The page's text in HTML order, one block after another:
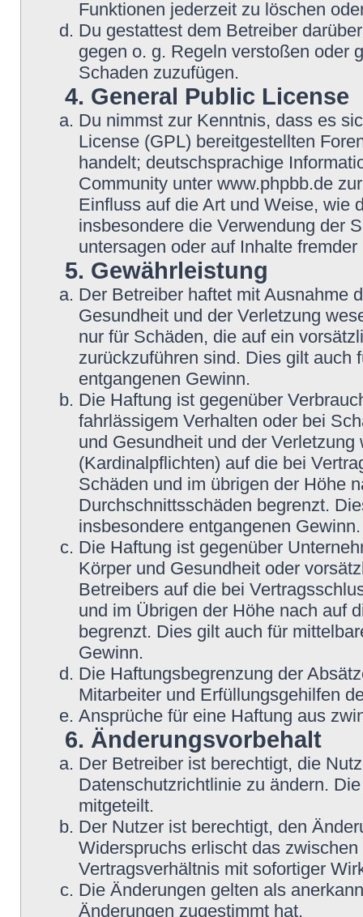
Funktionen jederzeit zu löschen
Du gestattest dem Betreiber
gegen o. g. Regeln verstoßen oder
Schaden zuzufügen.
4. General Public License
Du nimmst zur Kenntnis, dass es
License (GPL) bereitgestellten
handelt; deutschsprachige
Community unter www.phpbb.de
Einfluss auf die Art und Weise, wie
insbesondere die Verwendung der
untersagen oder auf Inhalte
5. Gewährleistung
Der Betreiber haftet mit Ausnahme
Gesundheit und der Verletzung
nur für Schäden, die auf ein
zurückzuführen sind. Dies gilt auch
entgangenen Gewinn.
Die Haftung ist gegenüber
fahrlässigem Verhalten oder bei
und Gesundheit und der
(Kardinalpflichten) auf die bei
Schäden und im übrigen der Höhe
Durchschnittsschäden begrenzt.
insbesondere entgangenen Gewinn.
Die Haftung ist gegenüber
Körper und Gesundheit oder
Betreibers auf die bei
und im Übrigen der Höhe nach auf
begrenzt. Dies gilt auch für
Gewinn.
Die Haftungsbegrenzung der
Mitarbeiter und Erfüllungsgehilfen
Ansprüche für eine Haftung aus
6. Änderungsvorbehalt
Der Betreiber ist berechtigt, die
Datenschutzrichtlinie zu ändern.
mitgeteilt.
Der Nutzer ist berechtigt, den
Widerspruchs erlischt das
Vertragsverhältnis mit sofortiger
Die Änderungen gelten als
Änderungen zugestimmt hat.